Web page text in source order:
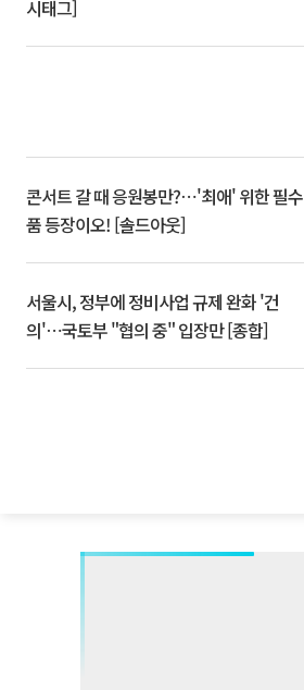
시태그]
콘서트 갈 때 응원봉만?⋯'최애' 위한 필수
품 등장이오! [솔드아웃]
서울시, 정부에 정비사업 규제 완화 '건
의'⋯국토부 "협의 중" 입장만 [종합]